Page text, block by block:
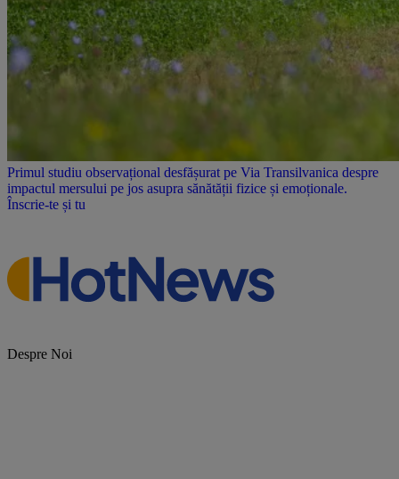
Primul studiu observațional desfășurat pe Via Transilvanica despre
impactul mersului pe jos asupra sănătății fizice și emoționale.
Înscrie-te și tu
Despre Noi